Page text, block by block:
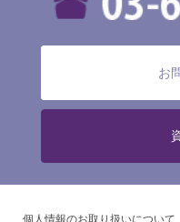
お
個人情報のお取り扱いについて